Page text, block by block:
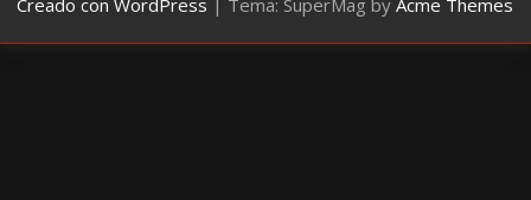
Creado con WordPress | Tema: SuperMag byAcme Themes